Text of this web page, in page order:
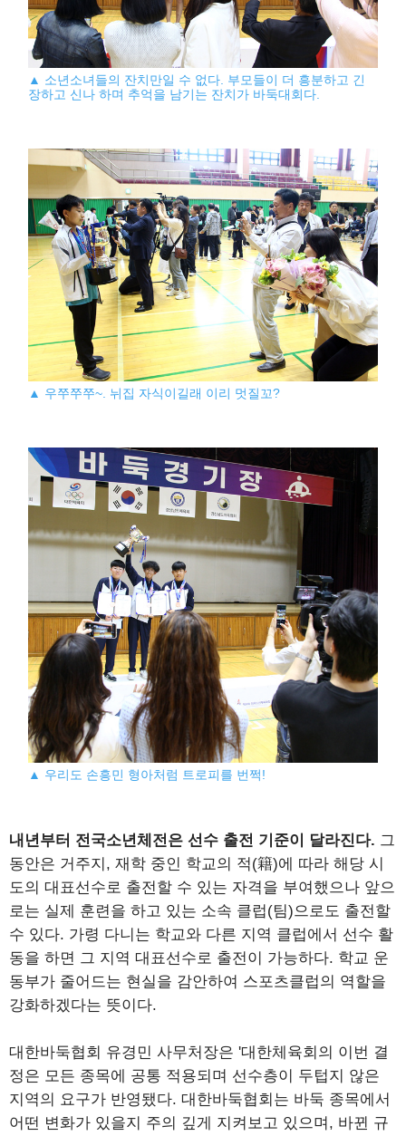
▲ 소년소녀들의 잔치만일 수 없다. 부모들이 더 흥분하고 긴
장하고 신나 하며 추억을 남기는 잔치가 바둑대회다.
▲ 우쭈쭈쭈~. 뉘집 자식이길래 이리 멋질꼬?
▲ 우리도 손흥민 형아처럼 트로피를 번쩍!
내년부터 전국소년체전은 선수 출전 기준이 달라진다. 그
동안은 거주지, 재학 중인 학교의 적(籍)에 따라 해당 시
도의 대표선수로 출전할 수 있는 자격을 부여했으나 앞으
로는 실제 훈련을 하고 있는 소속 클럽(팀)으로도 출전할
수 있다. 가령 다니는 학교와 다른 지역 클럽에서 선수 활
동을 하면 그 지역 대표선수로 출전이 가능하다. 학교 운
동부가 줄어드는 현실을 감안하여 스포츠클럽의 역할을
강화하겠다는 뜻이다.
대한바둑협회 유경민 사무처장은 '대한체육회의 이번 결
정은 모든 종목에 공통 적용되며 선수층이 두텁지 않은
지역의 요구가 반영됐다. 대한바둑협회는 바둑 종목에서
어떤 변화가 있을지 주의 깊게 지켜보고 있으며, 바뀐 규